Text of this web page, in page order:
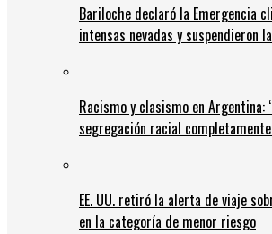
Bariloche declaró la Emergencia
intensas nevadas y suspendieron
Racismo y clasismo en Argentina:
segregación racial
EE. UU. retiró la alerta de viaje
en la categoría de menor riesgo